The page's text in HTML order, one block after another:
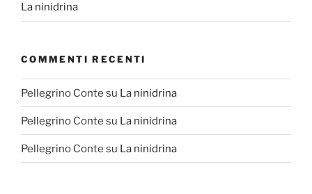
La ninidrina
COMMENTI RECENTI
Pellegrino Conte su La ninidrina
Pellegrino Conte su La ninidrina
Pellegrino Conte su La ninidrina